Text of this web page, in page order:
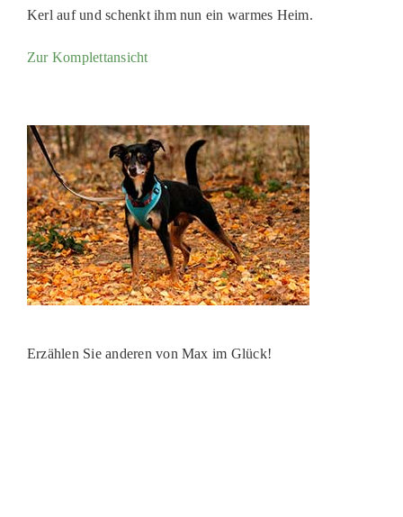
TIERHEIMTIERE
TIERHEIME
HELFER WERDEN
RATGEBER
Kerl auf und schenkt ihm nun ein warmes Heim.
Zur Komplettansicht
Erzählen Sie anderen von Max im Glück!